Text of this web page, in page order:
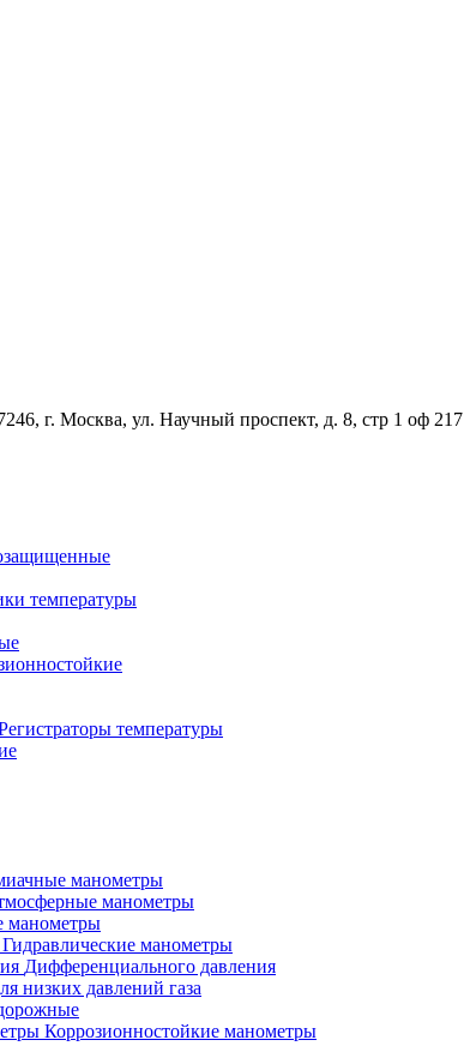
г. Москва, ул. Научный проспект, д. 8, стр 1 оф 217
температуры
температуры
манометры
манометры
манометры
Гидравлические манометры
Дифференциального давления
низких давлений газа
Коррозионностойкие манометры